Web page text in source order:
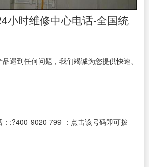
小时维修中心电话-全国统
遇到任何问题，我们竭诚为您提供快速、
:?400-9020-799 ：点击该号码即可拨